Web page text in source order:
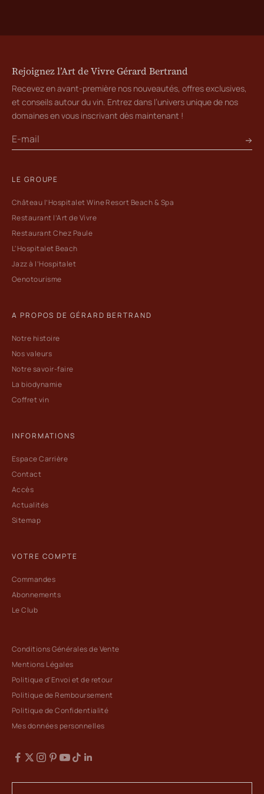
Rejoignez l’Art de Vivre Gérard Bertrand
Recevez en avant-première nos nouveautés, offres exclusives,
et conseils autour du vin. Entrez dans l’univers unique de nos
domaines en vous inscrivant dès maintenant !
LE GROUPE
Château l’Hospitalet Wine Resort Beach & Spa
Restaurant l’Art de Vivre
Restaurant Chez Paule
L'Hospitalet Beach
Jazz à l’Hospitalet
Oenotourisme
A PROPOS DE GÉRARD BERTRAND
Notre histoire
Nos valeurs
Notre savoir-faire
La biodynamie
Coffret vin
INFORMATIONS
Espace Carrière
Contact
Accès
Actualités
Sitemap
VOTRE COMPTE
Commandes
Abonnements
Le Club
Conditions Générales de Vente
Mentions Légales
Politique d'Envoi et de retour
Politique de Remboursement
Politique de Confidentialité
Mes données personnelles